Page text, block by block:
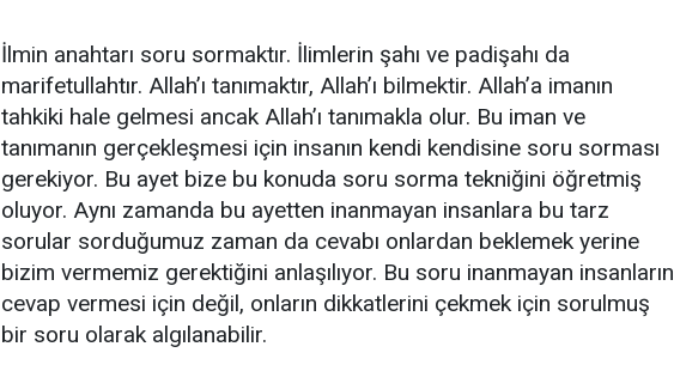
İlmin anahtarı soru sormaktır. İlimlerin şahı ve padişahı da
marifetullahtır. Allah’ı tanımaktır, Allah’ı bilmektir. Allah’a imanın
tahkiki hale gelmesi ancak Allah’ı tanımakla olur. Bu iman ve
tanımanın gerçekleşmesi için insanın kendi kendisine soru sorması
gerekiyor. Bu ayet bize bu konuda soru sorma tekniğini öğretmiş
oluyor. Aynı zamanda bu ayetten inanmayan insanlara bu tarz
sorular sorduğumuz zaman da cevabı onlardan beklemek yerine
bizim vermemiz gerektiğini anlaşılıyor. Bu soru inanmayan insanların
cevap vermesi için değil, onların dikkatlerini çekmek için sorulmuş
bir soru olarak algılanabilir.